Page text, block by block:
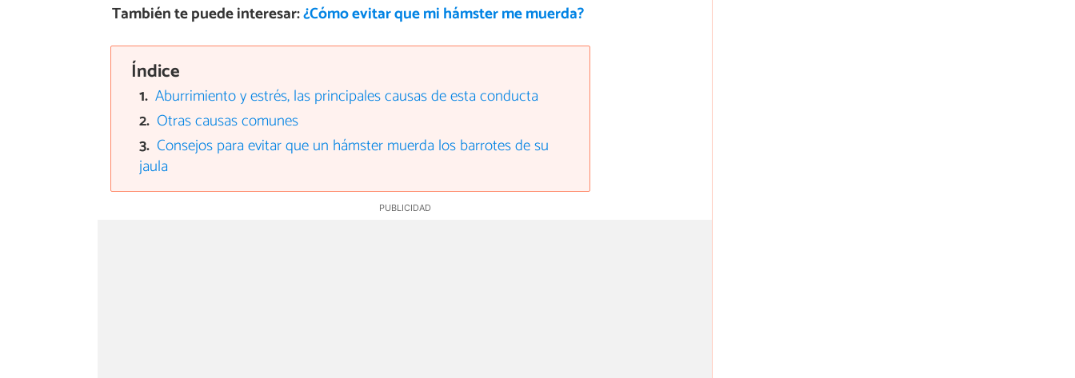
También te puede interesar:¿Cómo evitar que mi hámster me muerda?
Índice
Aburrimiento y estrés, las principales causas de esta conducta
Otras causas comunes
Consejos para evitar que un hámster muerda los barrotes de su
jaula